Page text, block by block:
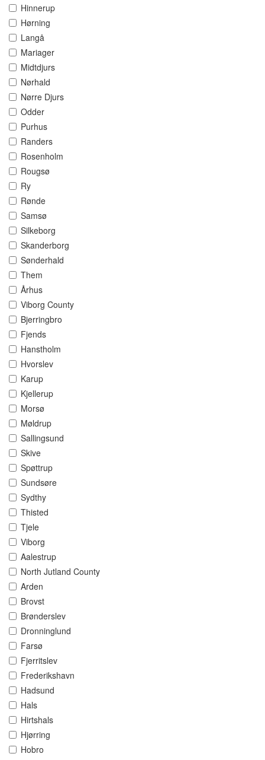
Hinnerup
Hørning
Langå
Mariager
Midtdjurs
Nørhald
Nørre Djurs
Odder
Purhus
Randers
Rosenholm
Rougsø
Ry
Rønde
Samsø
Silkeborg
Skanderborg
Sønderhald
Them
Århus
Viborg County
Bjerringbro
Fjends
Hanstholm
Hvorslev
Karup
Kjellerup
Morsø
Møldrup
Sallingsund
Skive
Spøttrup
Sundsøre
Sydthy
Thisted
Tjele
Viborg
Aalestrup
North Jutland County
Arden
Brovst
Brønderslev
Dronninglund
Farsø
Fjerritslev
Frederikshavn
Hadsund
Hals
Hirtshals
Hjørring
Hobro